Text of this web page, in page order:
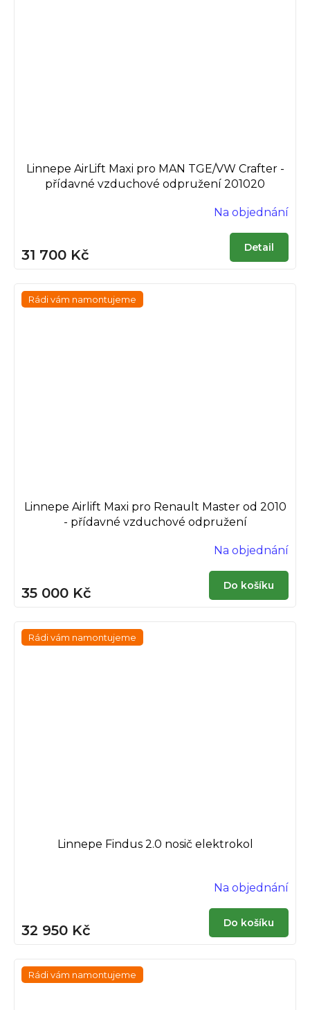
Linnepe AirLift Maxi pro MAN TGE/VW Crafter -
přídavné vzduchové odpružení 201020
Na objednání
31 700 Kč Detail
Rádi vám namontujeme
Linnepe Airlift Maxi pro Renault Master od 2010
- přídavné vzduchové odpružení
Na objednání
35 000 Kč Do košíku
Rádi vám namontujeme
Linnepe Findus 2.0 nosič elektrokol
Na objednání
32 950 Kč Do košíku
Rádi vám namontujeme